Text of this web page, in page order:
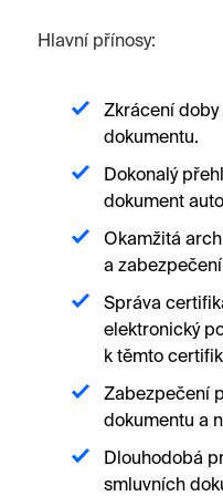
Hlavní přínosy:
Zkrácení doby
dokumentu.
Dokonalý
dokument
Okamžitá
a
Správa
elektronický
k těmto
Zabezpečení
dokumentu a
Dlouhodobá
smluvních